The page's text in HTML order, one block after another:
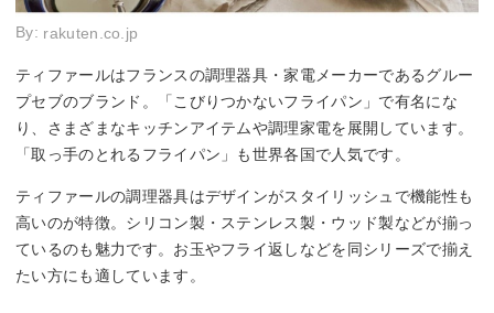
By: rakuten.co.jp
ティファールはフランスの調理器具・家電メーカーであるグルー
プセブのブランド。「こびりつかないフライパン」で有名にな
り、さまざまなキッチンアイテムや調理家電を展開しています。
「取っ手のとれるフライパン」も世界各国で人気です。
ティファールの調理器具はデザインがスタイリッシュで機能性も
高いのが特徴。シリコン製・ステンレス製・ウッド製などが揃っ
ているのも魅力です。お玉やフライ返しなどを同シリーズで揃え
たい方にも適しています。